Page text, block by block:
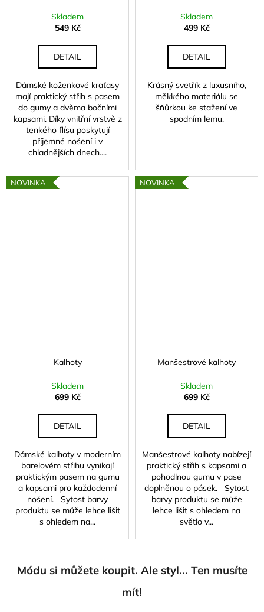
Skladem
549 Kč
DETAIL
Dámské koženkové kraťasy
mají praktický střih s pasem
do gumy a dvěma bočními
kapsami. Díky vnitřní vrstvě z
tenkého flísu poskytují
příjemné nošení i v
chladnějších dnech....
Skladem
499 Kč
DETAIL
Krásný svetřík z luxusního,
měkkého materiálu se
šňůrkou ke stažení ve
spodním lemu.
NOVINKA
Kalhoty
Skladem
699 Kč
DETAIL
Dámské kalhoty v moderním
barelovém střihu vynikají
praktickým pasem na gumu
a kapsami pro každodenní
nošení. Sytost barvy
produktu se může lehce lišit
s ohledem na...
NOVINKA
Manšestrové kalhoty
Skladem
699 Kč
DETAIL
Manšestrové kalhoty nabízejí
praktický střih s kapsami a
pohodlnou gumu v pase
doplněnou o pásek. Sytost
barvy produktu se může
lehce lišit s ohledem na
světlo v...
Módu si můžete koupit. Ale styl... Ten musíte
mít!